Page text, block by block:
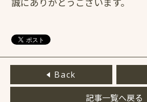
Back
記事一覧へ戻る